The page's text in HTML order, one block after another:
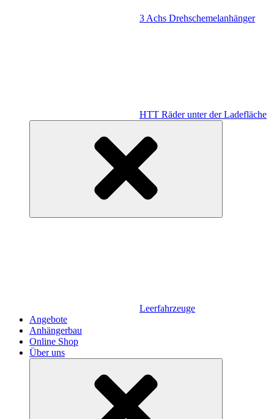
3 Achs Drehschemelanhänger
HTT Räder unter der Ladefläche
Leerfahrzeuge
Angebote
Anhängerbau
Online Shop
Über uns